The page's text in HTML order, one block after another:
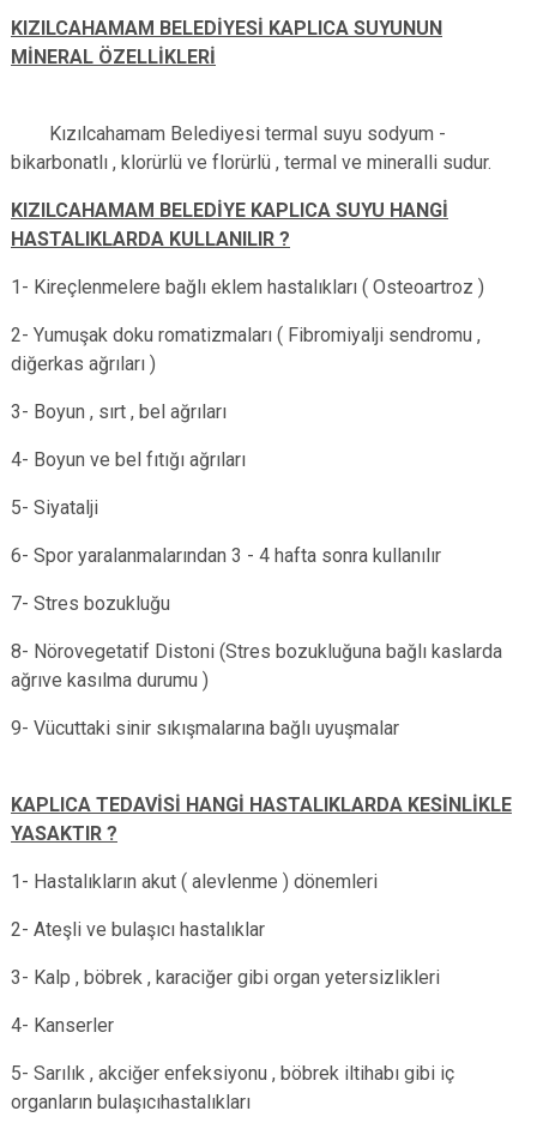
KIZILCAHAMAM BELEDİYESİ KAPLICA SUYUNUN
MİNERAL ÖZELLİKLERİ
Kızılcahamam Belediyesi termal suyu sodyum -
bikarbonatlı , klorürlü ve florürlü , termal ve mineralli sudur.
KIZILCAHAMAM BELEDİYE KAPLICA SUYU HANGİ
HASTALIKLARDA KULLANILIR ?
1- Kireçlenmelere bağlı eklem hastalıkları ( Osteoartroz )
2- Yumuşak doku romatizmaları ( Fibromiyalji sendromu ,
diğerkas ağrıları )
3- Boyun , sırt , bel ağrıları
4- Boyun ve bel fıtığı ağrıları
5- Siyatalji
6- Spor yaralanmalarından 3 - 4 hafta sonra kullanılır
7- Stres bozukluğu
8- Nörovegetatif Distoni (Stres bozukluğuna bağlı kaslarda
ağrıve kasılma durumu )
9- Vücuttaki sinir sıkışmalarına bağlı uyuşmalar
KAPLICA TEDAVİSİ HANGİ HASTALIKLARDA KESİNLİKLE
YASAKTIR ?
1- Hastalıkların akut ( alevlenme ) dönemleri
2- Ateşli ve bulaşıcı hastalıklar
3- Kalp , böbrek , karaciğer gibi organ yetersizlikleri
4- Kanserler
5- Sarılık , akciğer enfeksiyonu , böbrek iltihabı gibi iç
organların bulaşıcıhastalıkları